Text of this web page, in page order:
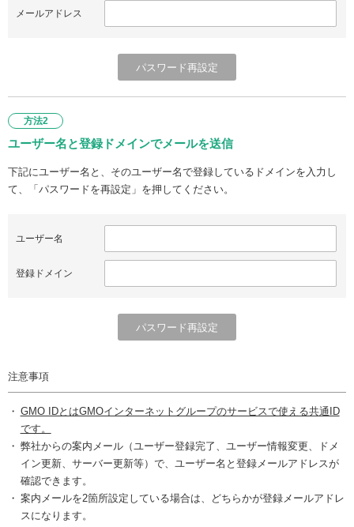
メールアドレス
方法2
ユーザー名と登録ドメインでメールを送信
下記にユーザー名と、そのユーザー名で登録しているドメインを入力し
て、「パスワードを再設定」を押してください。
ユーザー名
登録ドメイン
注意事項
GMO IDとはGMOインターネットグループのサービスで使える共通ID
です。
弊社からの案内メール（ユーザー登録完了、ユーザー情報変更、ドメ
イン更新、サーバー更新等）で、ユーザー名と登録メールアドレスが
確認できます。
案内メールを2箇所設定している場合は、どちらかが登録メールアドレ
スになります。